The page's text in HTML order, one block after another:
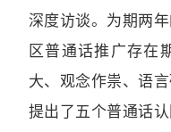
深度访谈。为期两
区普通话推广存在
大、观念作祟、语
提出了五个普通话